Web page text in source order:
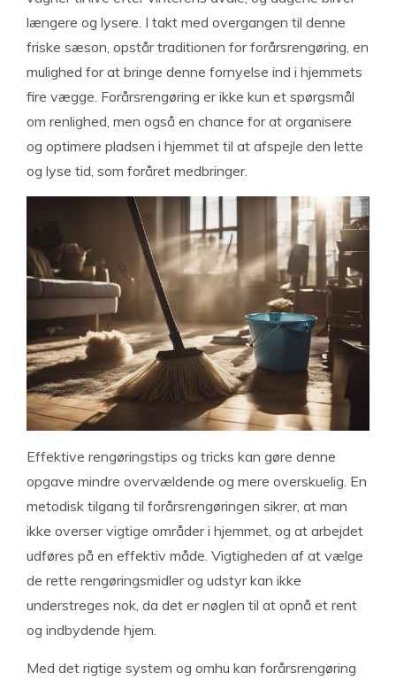
længere og lysere. I takt med overgangen til denne
friske sæson, opstår traditionen for forårsrengøring, en
mulighed for at bringe denne fornyelse ind i hjemmets
fire vægge. Forårsrengøring er ikke kun et spørgsmål
om renlighed, men også en chance for at organisere
og optimere pladsen i hjemmet til at afspejle den lette
og lyse tid, som foråret medbringer.
Effektive rengøringstips og tricks kan gøre denne
opgave mindre overvældende og mere overskuelig. En
metodisk tilgang til forårsrengøringen sikrer, at man
ikke overser vigtige områder i hjemmet, og at arbejdet
udføres på en effektiv måde. Vigtigheden af at vælge
de rette rengøringsmidler og udstyr kan ikke
understreges nok, da det er nøglen til at opnå et rent
og indbydende hjem.
Med det rigtige system og omhu kan forårsrengøring